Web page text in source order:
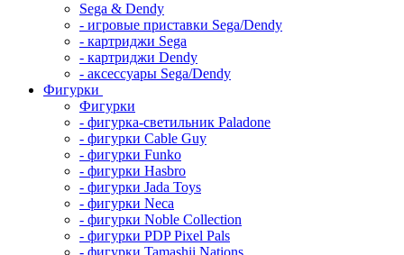
Sega & Dendy
- игровые приставки Sega/Dendy
- картриджи Sega
- картриджи Dendy
- аксессуары Sega/Dendy
Фигурки
Фигурки
- фигурка-светильник Paladone
- фигурки Cable Guy
- фигурки Funko
- фигурки Hasbro
- фигурки Jada Toys
- фигурки Neca
- фигурки Noble Collection
- фигурки PDP Pixel Pals
- фигурки Tamashii Nations